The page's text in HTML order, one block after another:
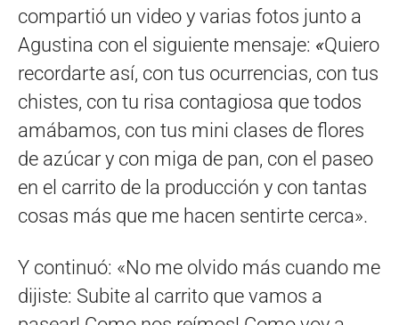
compartió un video y varias fotos junto a
Agustina con el siguiente mensaje: «Quiero
recordarte así, con tus ocurrencias, con tus
chistes, con tu risa contagiosa que todos
amábamos, con tus mini clases de flores
de azúcar y con miga de pan, con el paseo
en el carrito de la producción y con tantas
cosas más que me hacen sentirte cerca».
Y continuó: «No me olvido más cuando me
dijiste: Subite al carrito que vamos a